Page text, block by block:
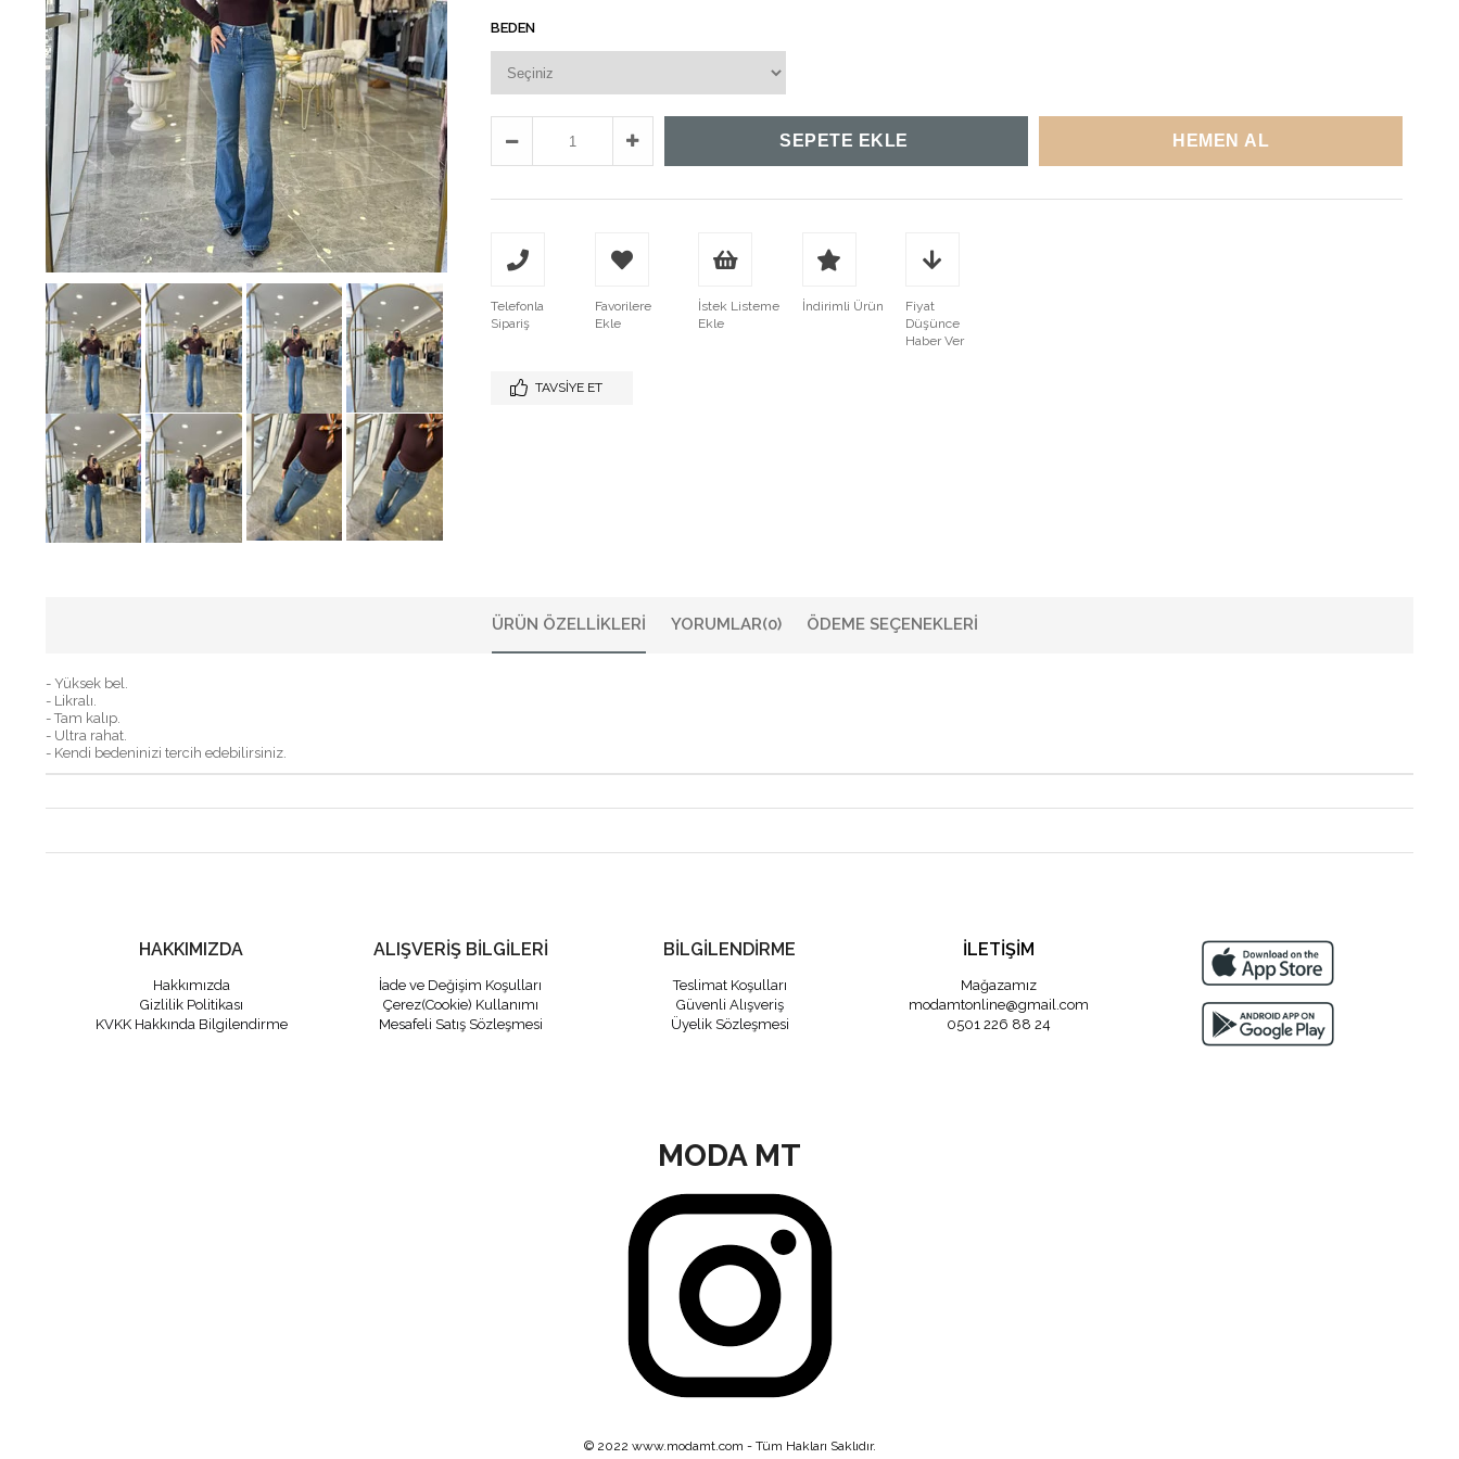
BEDEN
Telefonla
Sipariş
Favorilere
Ekle
İstek Listeme
Ekle
İndirimli Ürün
Fiyat
Düşünce
Haber Ver
TAVSIYE ET
ÜRÜN ÖZELLIKLERI YORUMLAR(0) ÖDEME SEÇENEKLERI
- Yüksek bel.
- Likralı.
- Tam kalıp.
- Ultra rahat.
- Kendi bedeninizi tercih edebilirsiniz.
HAKKIMIZDA
Hakkımızda
Gizlilik Politikası
KVKK Hakkında Bilgilendirme
ALIŞVERİŞ BİLGİLERİ
İade ve Değişim Koşulları
Çerez(Cookie) Kullanımı
Mesafeli Satış Sözleşmesi
BİLGİLENDİRME
Teslimat Koşulları
Güvenli Alışveriş
Üyelik Sözleşmesi
İLETİŞİM
Mağazamız
modamtonline@gmail.com
0501 226 88 24
MODA MT
© 2022 www.modamt.com - Tüm Hakları Saklıdır.